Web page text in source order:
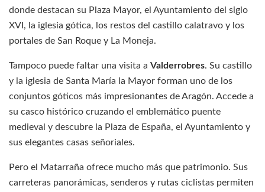
donde destacan su Plaza Mayor, el Ayuntamiento del siglo
XVI, la iglesia gótica, los restos del castillo calatravo y los
portales de San Roque y La Moneja.
Tampoco puede faltar una visita a Valderrobres. Su castillo
y la iglesia de Santa María la Mayor forman uno de los
conjuntos góticos más impresionantes de Aragón. Accede a
su casco histórico cruzando el emblemático puente
medieval y descubre la Plaza de España, el Ayuntamiento y
sus elegantes casas señoriales.
Pero el Matarraña ofrece mucho más que patrimonio. Sus
carreteras panorámicas, senderos y rutas ciclistas permiten